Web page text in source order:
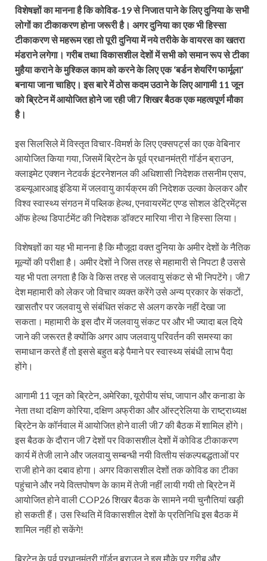
विशेषज्ञों का मानना है कि कोविड-19 से निजात पाने के लिए दुनिया के सभी
लोगों का टीकाकरण होना जरूरी है। अगर दुनिया का एक भी हिस्‍सा
टीकाकरण से महरूम रहा तो पूरी दुनिया में नये तरीके के वायरस का खतरा
मंडराने लगेगा। गरीब तथा विकासशील देशों में सभी को समान रूप से टीका
मुहैया कराने के मुश्किल काम को करने के लिए एक ‘बर्डन शेयरिंग फार्मूला’
बनाया जाना चाहिए। इस बारे में ठोस कदम उठाने के लिए आगामी 11 जून
को ब्रिटेन में आयोजित होने जा रही जी7 शिखर बैठक एक महत्‍वपूर्ण मौका
है।
इस सिलसिले में विस्‍तृत विचार-विमर्श के लिए एक्सपर्ट्स का एक वेबिनार
आयोजित किया गया, जिसमें ब्रिटेन के पूर्व प्रधानमंत्री गॉर्डन ब्राउन,
क्‍लाइमेट एक्‍शन नेटवर्क इंटरनेशनल की अधिशासी निदेशक तसनीम एसप,
डब्‍ल्‍यूआरआइ इंडिया में जलवायु कार्यक्रम की निदेशक उल्का केलकर और
विश्‍व स्‍वास्‍थ्‍य संगठन में पब्लिक हेल्‍थ, एनवायरमेंट एण्‍ड सोशल डेट्रिमेंट्स
ऑफ हेल्‍थ डिपार्टमेंट की निदेशक डॉक्‍टर मारिया नीरा ने हिस्‍सा लिया।
विशेषज्ञों का यह भी मानना है कि मौजूदा वक्‍त दुनिया के अमीर देशों के नैतिक
मूल्‍यों की परीक्षा है। अमीर देशों ने जिस तरह से महामारी से निपटा है उससे
यह भी पता लगता है कि वे किस तरह से जलवायु संकट से भी निपटेंगे। जी7
देश महामारी को लेकर जो विचार व्यक्त करेंगे उसे अन्य प्रकार के संकटों,
खासतौर पर जलवायु से संबंधित संकट से अलग करके नहीं देखा जा
सकता। महामारी के इस दौर में जलवायु संकट पर और भी ज्यादा बल दिये
जाने की जरूरत है क्योंकि अगर आप जलवायु परिवर्तन की समस्या का
समाधान करते हैं तो इससे बहुत बड़े पैमाने पर स्वास्थ्य संबंधी लाभ पैदा
होंगे।
आगामी 11 जून को ब्रिटेन, अमेरिका, यूरो‍पीय संघ, जापान और कनाडा के
नेता तथा दक्षिण कोरिया, दक्षिण अफ्रीका और ऑस्‍ट्रेलिया के राष्‍ट्राध्‍यक्ष
ब्रिटेन के कॉर्नवाल में आयोजित होने वाली जी7 की बैठक में शामिल होंगे।
इस बैठक के दौरान जी7 देशों पर विकासशील देशों में कोविड टीकाकरण
कार्य में तेजी लाने और जलवायु सम्‍बन्‍धी नयी वित्‍तीय संकल्‍पबद्धताओं पर
राजी होने का दबाव होगा। अगर विकासशील देशों तक कोविड का टीका
पहुंचाने और नये वित्‍तपोषण के काम में तेजी नहीं लायी गयी तो ब्रिटेन में
आयोजित होने वाली COP26 शिखर बैठक के सामने नयी चुनौतियां खड़ी
हो सकती हैं। उस स्थिति में विकासशील देशों के प्रतिनिधि इस बैठक में
शामिल नहीं हो सकेंगे!
ब्रिटेन के पूर्व प्रधानमंत्री गॉर्डन ब्राउन ने इस मौके पर गरीब और